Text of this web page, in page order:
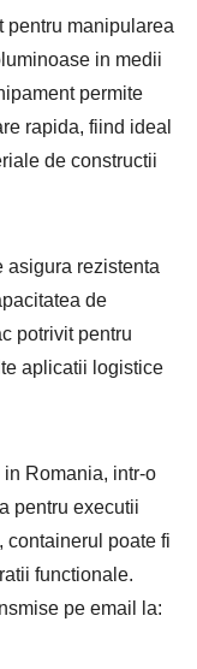
pentru manipularea
in medii
permite
rapida, fiind ideal
de constructii
asigura rezistenta
de
potrivit pentru
aplicatii logistice
Romania, intr-o
pentru executii
containerul poate fi
functionale.
pe email la: